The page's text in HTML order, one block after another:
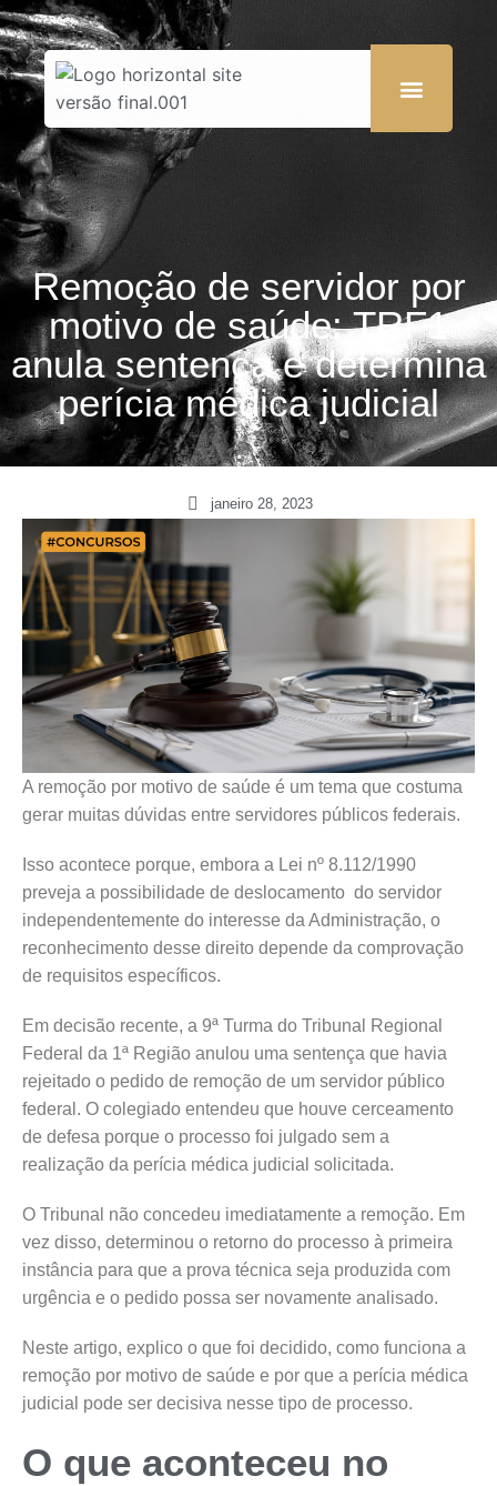
Remoção de servidor por
motivo de saúde: TRF1
anula sentença e determina
perícia médica judicial
janeiro 28, 2023
A remoção por motivo de saúde é um tema que costuma
gerar muitas dúvidas entre servidores públicos federais.
Isso acontece porque, embora a Lei nº 8.112/1990
preveja a possibilidade de deslocamento do servidor
independentemente do interesse da Administração, o
reconhecimento desse direito depende da comprovação
de requisitos específicos.
Em decisão recente, a 9ª Turma do Tribunal Regional
Federal da 1ª Região anulou uma sentença que havia
rejeitado o pedido de remoção de um servidor público
federal. O colegiado entendeu que houve cerceamento
de defesa porque o processo foi julgado sem a
realização da perícia médica judicial solicitada.
O Tribunal não concedeu imediatamente a remoção. Em
vez disso, determinou o retorno do processo à primeira
instância para que a prova técnica seja produzida com
urgência e o pedido possa ser novamente analisado.
Neste artigo, explico o que foi decidido, como funciona a
remoção por motivo de saúde e por que a perícia médica
judicial pode ser decisiva nesse tipo de processo.
O que aconteceu no